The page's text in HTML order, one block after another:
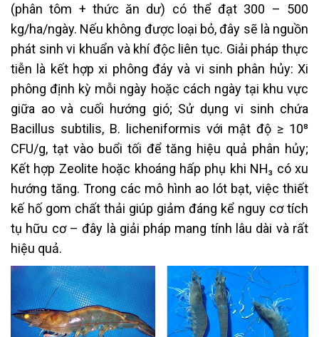
(phân tôm + thức ăn dư) có thể đạt 300 – 500
kg/ha/ngày. Nếu không được loại bỏ, đây sẽ là nguồn
phát sinh vi khuẩn và khí độc liên tục. Giải pháp thực
tiễn là kết hợp xi phông đáy và vi sinh phân hủy: Xi
phông định kỳ mỗi ngày hoặc cách ngày tại khu vực
giữa ao và cuối hướng gió; Sử dụng vi sinh chứa
Bacillus subtilis, B. licheniformis với mật độ ≥ 10⁸
CFU/g, tạt vào buổi tối để tăng hiệu quả phân hủy;
Kết hợp Zeolite hoặc khoáng hấp phụ khi NH₃ có xu
hướng tăng. Trong các mô hình ao lót bạt, việc thiết
kế hố gom chất thải giúp giảm đáng kể nguy cơ tích
tụ hữu cơ – đây là giải pháp mang tính lâu dài và rất
hiệu quả.